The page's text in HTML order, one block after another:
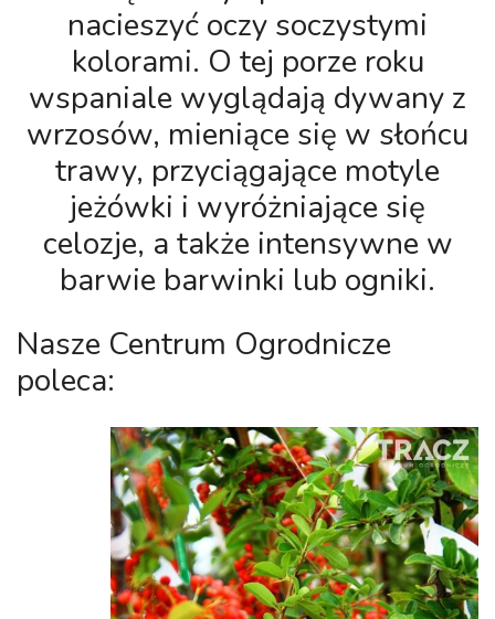
nacieszyć oczy soczystymi
kolorami. O tej porze roku
wspaniale wyglądają dywany z
wrzosów, mieniące się w słońcu
trawy, przyciągające motyle
jeżówki i wyróżniające się
celozje, a także intensywne w
barwie barwinki lub ogniki.
Nasze Centrum Ogrodnicze
poleca: